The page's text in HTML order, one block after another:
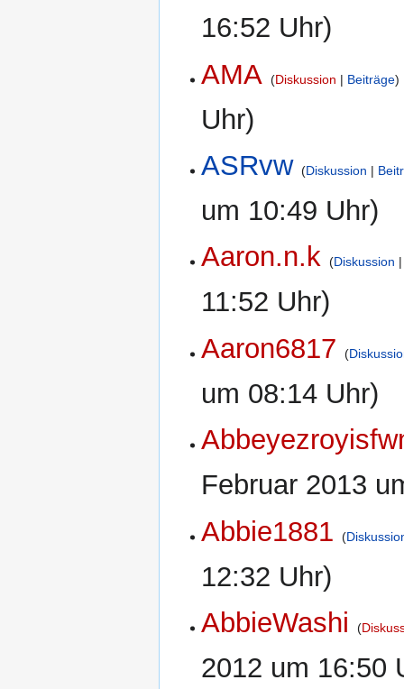
16:52 Uhr)
AMA
Diskussion Beiträge
Uhr)
ASRvw
Diskussion
um 10:49 Uhr)
Aaron.n.k
Diskussion
11:52 Uhr)
Aaron6817
um 08:14 Uhr)
Februar 2013
Abbie1881
12:32 Uhr)
AbbieWashi
2012 um 16:50